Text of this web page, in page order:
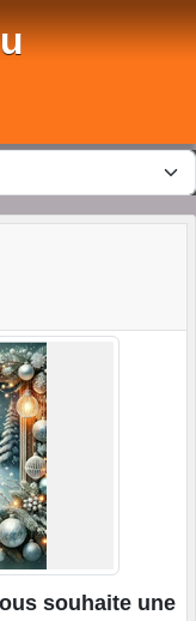
souhaite une